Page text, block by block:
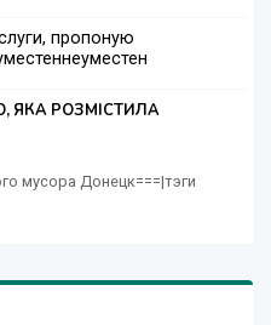
пропоную
неуместен
ЯКА РОЗМІСТИЛА
мусора Донецк===|тэги